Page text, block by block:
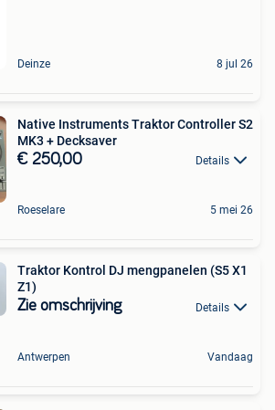
Deinze 8 jul 26
Native Instruments Traktor Controller S2
MK3 + Decksaver
€ 250,00 Details
Roeselare 5 mei 26
Traktor Kontrol DJ mengpanelen (S5 X1
Z1)
Zie omschrijving Details
Antwerpen Vandaag